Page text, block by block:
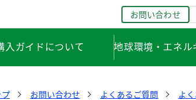
お問い合わせ
入ガイドについて 地球環境・エネル
お問い合わせ よくあるご質問 よ